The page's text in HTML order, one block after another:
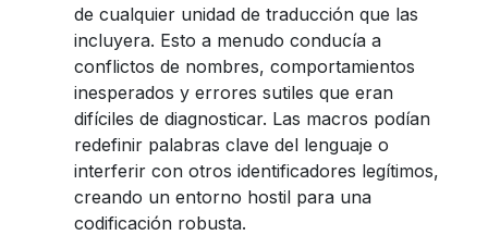
de cualquier unidad de traducción que las
incluyera. Esto a menudo conducía a
conflictos de nombres, comportamientos
inesperados y errores sutiles que eran
difíciles de diagnosticar. Las macros podían
redefinir palabras clave del lenguaje o
interferir con otros identificadores legítimos,
creando un entorno hostil para una
codificación robusta.